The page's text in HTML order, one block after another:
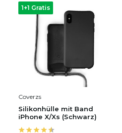
1+1 Gratis
Coverzs
Silikonhülle mit Band
iPhone X/Xs (Schwarz)